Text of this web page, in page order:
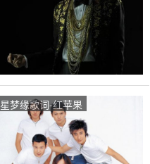
星梦缘歌词-红苹果